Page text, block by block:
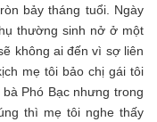
bảy tháng tuổi. Ngày
thường sinh nở ở một
không ai đến vì sợ liên
mẹ tôi bảo chị gái tôi
Phó Bạc nhưng trong
thì mẹ tôi nghe thấy